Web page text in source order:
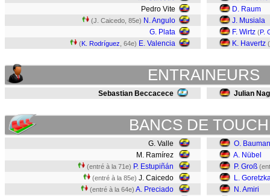
Pedro Vite
(J. Caicedo, 85e) N. Angulo
G. Plata
(K. Rodríguez , 64e) E. Valencia
D. Raum
J. Musiala
F. Wirtz (P.
K. Havertz (
ENTRAINEURS
Sebastian Beccacece Julian
BANCS DE
G. Valle
M. Ramírez
(entré à la 71e) P. Estupiñán
(entré à la 85e) J. Caicedo
(entré à la 64e) A. Preciado
O.
A. Nübel
P. Groß
L.
N. Amiri